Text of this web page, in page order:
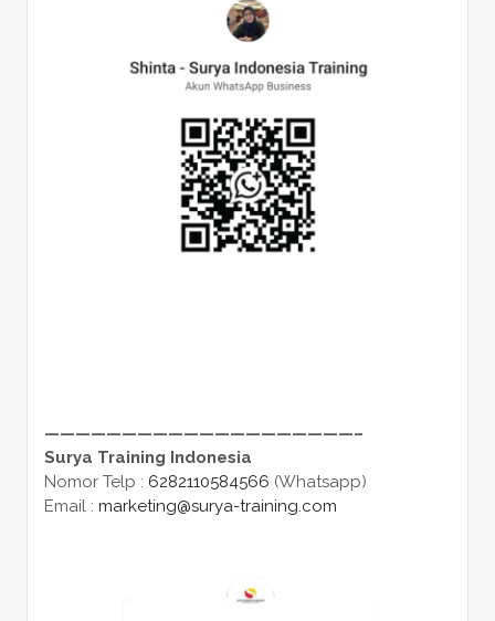
————————————————————–
Surya Training Indonesia
Nomor Telp : 6282110584566 (Whatsapp)
Email : marketing@surya-training.com